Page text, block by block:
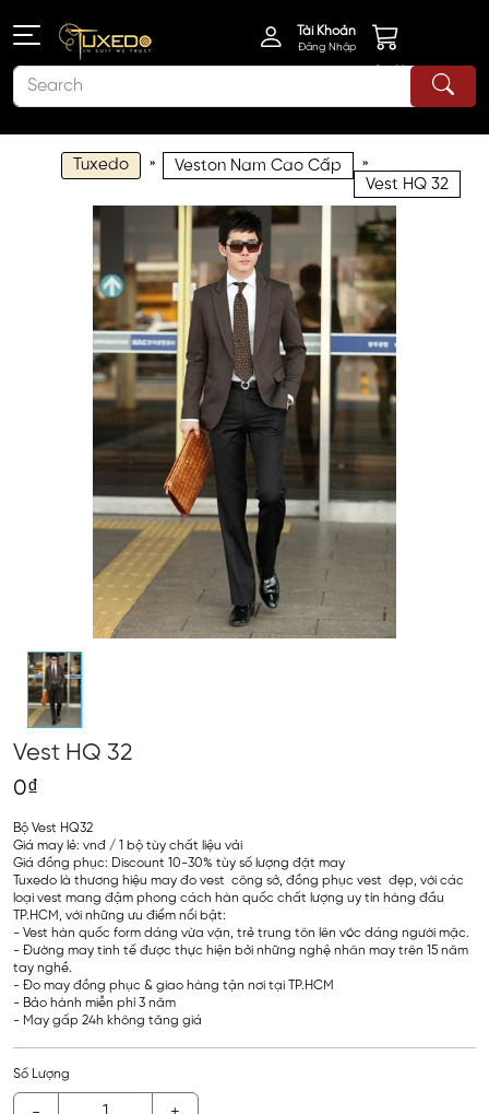
Tài Khoản
Đăng Nhập
Giỏ Hàng
Tuxedo » Veston Nam Cao Cấp »
Vest HQ 32
Vest HQ 32
0₫
Bộ Vest HQ32
Giá may lẻ: vnđ / 1 bộ tùy chất liệu vải
Giá đồng phục: Discount 10-30% tùy số lượng đặt may
Tuxedo là thương hiệu may đo vest công sở, đồng phục vest đẹp, với các
loại vest mang đậm phong cách hàn quốc chất lượng uy tín hàng đầu
TP.HCM, với những ưu điểm nổi bật:
- Vest hàn quốc form dáng vừa vặn, trẻ trung tôn lên vóc dáng người mặc.
- Đường may tinh tế được thực hiện bởi những nghệ nhân may trên 15 năm
tay nghề.
- Đo may đồng phục & giao hàng tận nơi tại TP.HCM
- Bảo hành miễn phí 3 năm
- May gấp 24h không tăng giá
Số Lượng